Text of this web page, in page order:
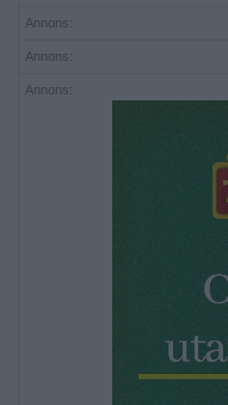
Annons:
Annons:
Annons: